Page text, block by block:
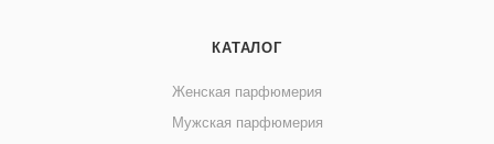
КАТАЛОГ
Женская парфюмерия
Мужская парфюмерия